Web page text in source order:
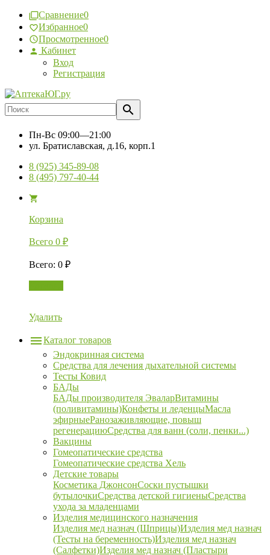
Сравнение0
Избранное0
Просмотренное0
Кабинет
Вход
Регистрация
Пн-Вс 09:00—21:00
ул. Братиславская, д.16, корп.1
8 (925) 345-89-08
8 (495) 797-40-44
Корзина
Всего 0 ₽
Всего: 0 ₽
Удалить
Каталог товаров
Эндокринная система
Средства для лечения дыхательной системы
Тесты Ковид
БАДы
БАДы производителя ЭваларВитамины
(поливитамины)Конфеты и леденцыМасла
эфирныеРанозаживляющие, повыш
регенерациюСредства для ванн (соли, пенки...)
Вакцины
Гомеопатические средства
Гомеопатические средства Хель
Детские товары
Косметика ДжонсонСоски пустышки
бутылочкиСредства детской гигиеныСредства
ухода за младенцами
Изделия медицинского назначения
Изделия мед назнач (Шприцы)Изделия мед назнач
(Тесты на беременность)Изделия мед назнач
(Салфетки)Изделия мед назнач (Пластыри